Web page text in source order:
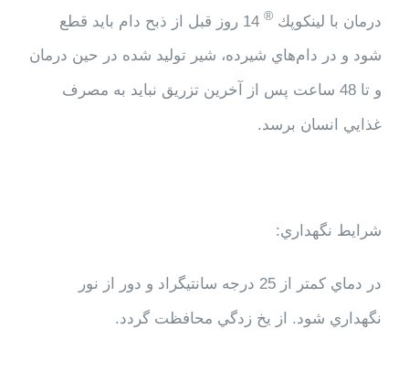
درمان با لينكوپك ®
14 روز قبل از ذبح دام بايد قطع
شود و در دام‌هاي شيرده، شير توليد شده در حين درمان
و تا 48 ساعت پس از آخرين تزريق نبايد به مصرف
غذايي انسان برسد.
شرایط نگهداري:
در دماي كمتر از 25 درجه سانتيگراد و دور از نور
نگهداري شود. از يخ زدگي محافظت گردد.